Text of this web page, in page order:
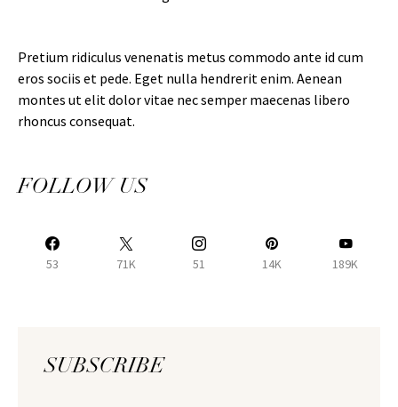
Pretium ridiculus venenatis metus commodo ante id cum
eros sociis et pede. Eget nulla hendrerit enim. Aenean
montes ut elit dolor vitae nec semper maecenas libero
rhoncus consequat.
FOLLOW US
53 71K 51 14K 189K
SUBSCRIBE